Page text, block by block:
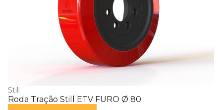
Still
Roda Tração Still ETV FURO Ø 80